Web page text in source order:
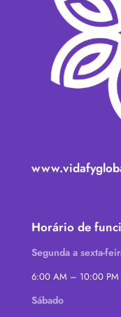
Horário de
Segunda a sexta-
6:00 AM – 10:00 PM
Sábado